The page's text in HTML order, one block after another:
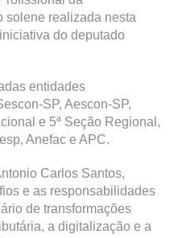
solene realizada nesta
do deputado
entidades
SP, Aescon-SP,
e 5ª Seção Regional,
Anefac e APC.
Carlos Santos,
e as responsabilidades
de transformações
a digitalização e a